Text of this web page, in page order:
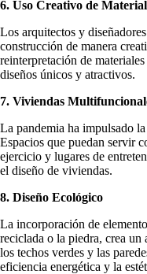
6. Uso Creativo de
Los arquitectos y
construcción de manera
reinterpretación de
diseños únicos y atractivos.
7. Viviendas
La pandemia ha impulsado
Espacios que puedan servir
ejercicio y lugares de
el diseño de viviendas.
8. Diseño Ecológico
La incorporación de
reciclada o la piedra, crea
los techos verdes y las
eficiencia energética y la